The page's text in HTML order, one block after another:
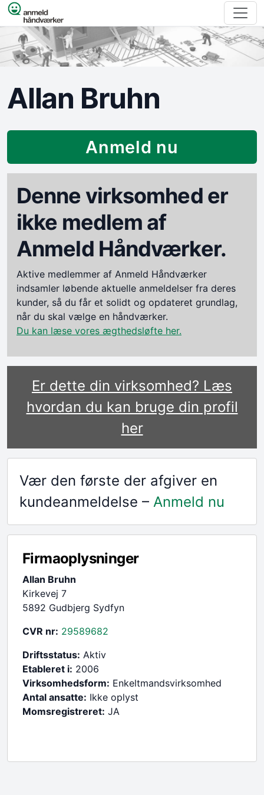
Spring til indhold
Allan Bruhn
Anmeld nu
Denne virksomhed er
ikke medlem af
Anmeld Håndværker.
Aktive medlemmer af Anmeld Håndværker
indsamler løbende aktuelle anmeldelser fra deres
kunder, så du får et solidt og opdateret grundlag,
når du skal vælge en håndværker.
Du kan læse vores ægthedsløfte her.
Er dette din virksomhed? Læs
hvordan du kan bruge din profil
her
Vær den første der afgiver en
kundeanmeldelse – Anmeld nu
Firmaoplysninger
Allan Bruhn
Kirkevej 7
5892 Gudbjerg Sydfyn
CVR nr: 29589682
Driftsstatus: Aktiv
Etableret i: 2006
Virksomhedsform: Enkeltmandsvirksomhed
Antal ansatte: Ikke oplyst
Momsregistreret: JA